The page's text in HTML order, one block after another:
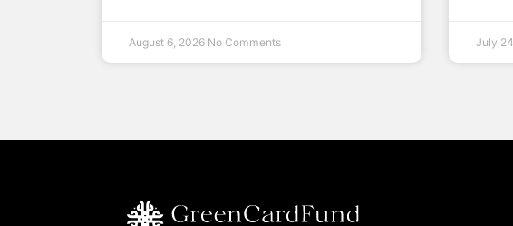
August 6, 2026 No Comments July